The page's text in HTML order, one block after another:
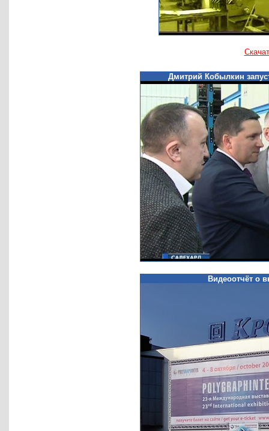
00:00
Дмитрий Кобылкин
00:00
Видеоотчёт о